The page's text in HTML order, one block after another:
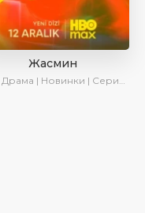
Жасмин
Драма | Новинки | Сериалы 2025